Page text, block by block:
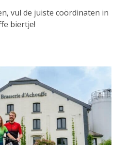
vul de juiste coördinaten in
biertje!